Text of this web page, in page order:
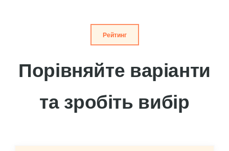
Рейтинг
Порівняйте варіанти
та зробіть вибір